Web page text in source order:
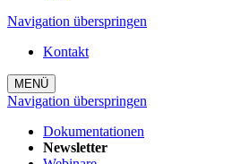
Navigation überspringen
Kontakt
MENÜ
Navigation überspringen
Dokumentationen
Newsletter